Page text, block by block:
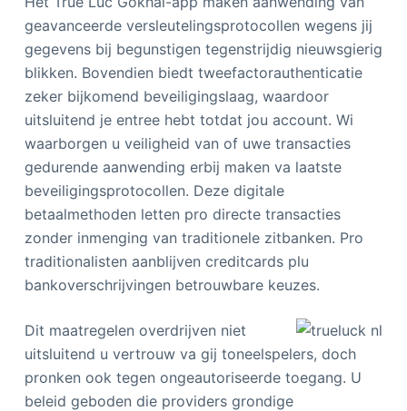
geavanceerde versleutelingsprotocollen wegens jij
gegevens bij begunstigen tegenstrijdig nieuwsgierig
blikken. Bovendien biedt tweefactorauthenticatie
zeker bijkomend beveiligingslaag, waardoor
uitsluitend je entree hebt totdat jou account. Wi
waarborgen u veiligheid van of uwe transacties
gedurende aanwending erbij maken va laatste
beveiligingsprotocollen. Deze digitale
betaalmethoden letten pro directe transacties
zonder inmenging van traditionele zitbanken. Pro
traditionalisten aanblijven creditcards plu
bankoverschrijvingen betrouwbare keuzes.
Dit maatregelen overdrijven niet
uitsluitend u vertrouw va gij toneelspelers, doch
pronken ook tegen ongeautoriseerde toegang. U
beleid geboden die providers grondige